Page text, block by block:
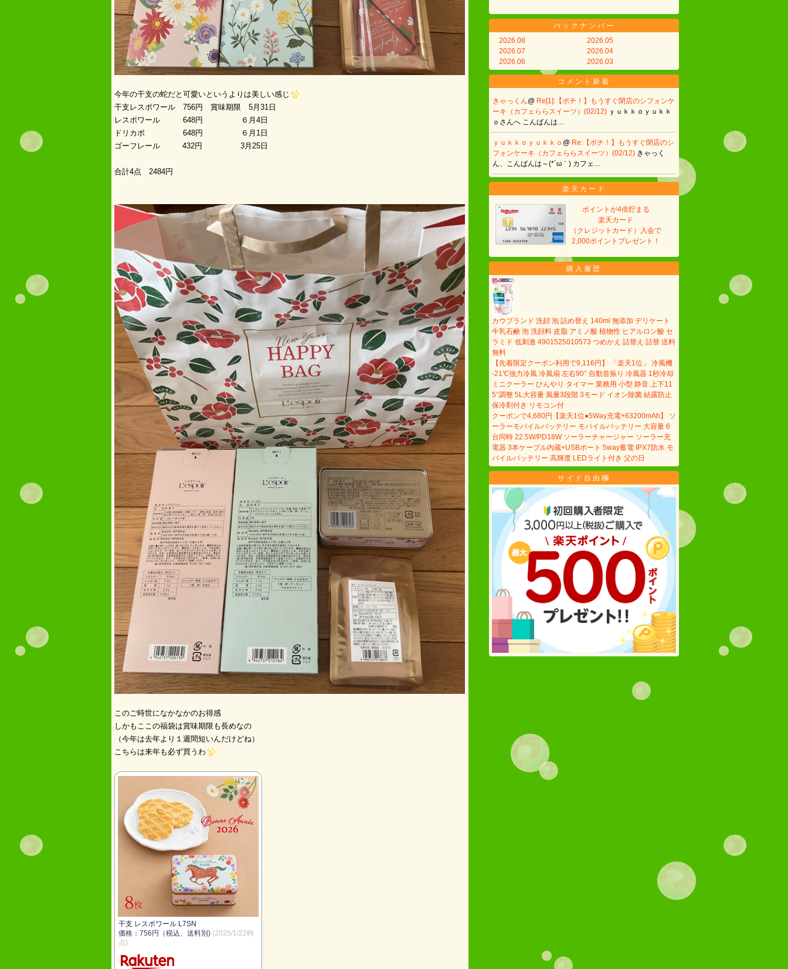
今年の干支の蛇だと可愛いというよりは美しい感じ
干支レスポワール 756円 賞味期限 5月31日
レスポワール 648円 ６月4日
ドリカボ 648円 ６月1日
ゴーフレール 432円 3月25日
合計4点 2484円
このご時世になかなかのお得感
しかもここの福袋は賞味期限も長めなの
（今年は去年より１週間短いんだけどね）
こちらは来年も必ず買うわ
干支 レスポワール L7SN
価格：756円（税込、送料別) (2025/1/22時
点)
バックナンバー
2026.08
2026.07
2026.06
2026.05
2026.04
2026.03
コメント新着
きゃっくん@ Re[1]:【ポチ！】もうすぐ閉店のシフォンケ
ーキ（カフェららスイーツ）(02/12) ｙｕｋｋｏｙｕｋｋ
ｏさんへ こんばんは…
ｙｕｋｋｏｙｕｋｋｏ @ Re:【ポチ！】もうすぐ閉店のシ
フォンケーキ（カフェららスイーツ）(02/12) きゃっく
ん、こんばんは～(*´ω｀) カフェ…
楽天カード
ポイントが4倍貯まる
楽天カード
（クレジットカード）入会で
2,000ポイントプレゼント！
購入履歴
カウブランド 洗顔 泡 詰め替え 140ml 無添加 デリケート
牛乳石鹸 泡 洗顔料 皮脂 アミノ酸 植物性 ヒアルロン酸 セ
ラミド 低刺激 4901525010573 つめかえ 詰替え 詰替 送料
無料
【先着限定クーポン利用で9,116円】 「楽天1位」 冷風機
-21℃強力冷風 冷風扇 左右90° 自動首振り 冷風器 1秒冷却
ミニクーラー ひんやり タイマー 業務用 小型 静音 上下11
5°調整 5L大容量 風量3段階 3モード イオン除菌 結露防止
保冷剤付き リモコン付
クーポンで4,680円【楽天1位●5Way充電+63200mAh】 ソ
ーラーモバイルバッテリー モバイルバッテリー 大容量 6
台同時 22.5W/PD18W ソーラーチャージャー ソーラー充
電器 3本ケーブル内蔵+USBポート 5way蓄電 IPX7防水 モ
バイルバッテリー 高輝度 LEDライト付き 父の日
サイド自由欄